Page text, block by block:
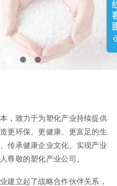
，致力于为塑化产业持续提供
更环保、更健康、更富足的生
传承健康企业文化、实现产业
尊敬的塑化产业公司。
建立起了战略合作伙伴关系，